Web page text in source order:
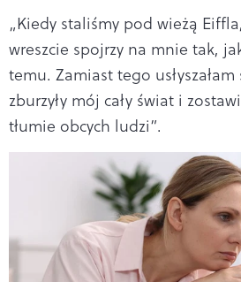
„Kiedy staliśmy pod wieżą
wreszcie spojrzy na mnie tak,
temu. Zamiast tego usłyszałam
zburzyły mój cały świat i
tłumie obcych ludzi”.